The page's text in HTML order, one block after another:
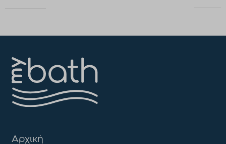
Αρχική